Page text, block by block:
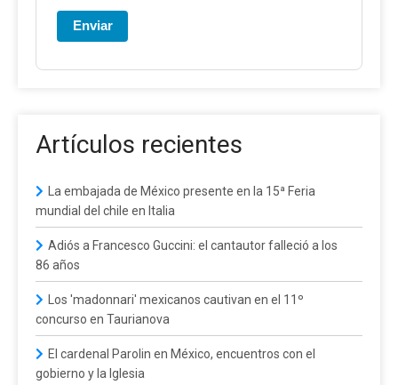
Enviar
Artículos recientes
La embajada de México presente en la 15ª Feria
mundial del chile en Italia
Adiós a Francesco Guccini: el cantautor falleció a los
86 años
Los 'madonnari' mexicanos cautivan en el 11º
concurso en Taurianova
El cardenal Parolin en México, encuentros con el
gobierno y la Iglesia